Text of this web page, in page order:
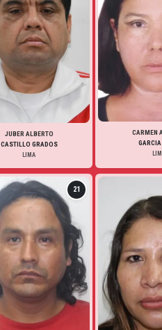
JUBER ALBERTO
CASTILLO GRADOS
LIMA
CARMEN
21